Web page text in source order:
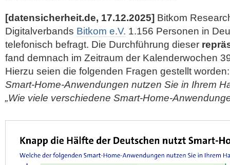
[datensicherheit.de, 17.12.2025] Bitkom
Digitalverbands Bitkom e.V. 1.156 Personen in
telefonisch befragt. Die Durchführung dieser
fand demnach im Zeitraum der Kalenderwochen
Hierzu seien die folgenden Fragen gestellt
Smart-Home-Anwendungen nutzen Sie in Ihrem
„Wie viele verschiedene Smart-Home-